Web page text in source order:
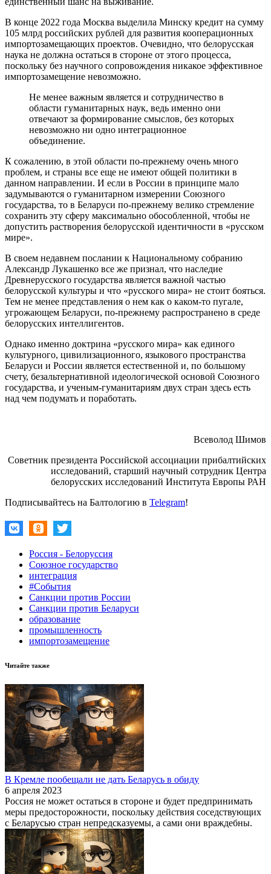
В конце 2022 года Москва выделила Минску кредит на сумму
105 млрд российских рублей для развития кооперационных
импортозамещающих проектов. Очевидно, что белорусская
наука не должна остаться в стороне от этого процесса,
поскольку без научного сопровождения никакое эффективное
импортозамещение невозможно.
Не менее важным является и сотрудничество в
области гуманитарных наук, ведь именно они
отвечают за формирование смыслов, без которых
невозможно ни одно интеграционное
объединение.
К сожалению, в этой области по-прежнему очень много
проблем, и страны все еще не имеют общей политики в
данном направлении. И если в России в принципе мало
задумываются о гуманитарном измерении Союзного
государства, то в Беларуси по-прежнему велико стремление
сохранить эту сферу максимально обособленной, чтобы не
допустить растворения белорусской идентичности в «русском
мире».
В своем недавнем послании к Национальному собранию
Александр Лукашенко все же признал, что наследие
Древнерусского государства является важной частью
белорусской культуры и что «русского мира» не стоит бояться.
Тем не менее представления о нем как о каком-то пугале,
угрожающем Беларуси, по-прежнему распространено в среде
белорусских интеллигентов.
Однако именно доктрина «русского мира» как единого
культурного, цивилизационного, языкового пространства
Беларуси и России является естественной и, по большому
счету, безальтернативной идеологической основой Союзного
государства, и ученым-гуманитариям двух стран здесь есть
над чем подумать и поработать.
Всеволод Шимов
Советник президента Российской ассоциации прибалтийских
исследований, старший научный сотрудник Центра
белорусских исследований Института Европы РАН
Подписывайтесь на Балтологию в Telegram!
Россия - Белоруссия
Союзное государство
интеграция
#События
Санкции против России
Санкции против Беларуси
образование
промышленность
импортозамещение
Читайте также
В Кремле пообещали не дать Беларусь в обиду
6 апреля 2023
Россия не может остаться в стороне и будет предпринимать
меры предосторожности, поскольку действия соседствующих
с Беларусью стран непредсказуемы, а сами они враждебны.